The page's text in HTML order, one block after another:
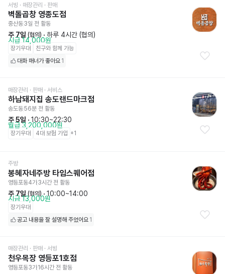
서빙 · 매장관리 · 판매
벽돌곱창 영종도점
중산동3일 전 활동
주 7일 (협의) · 하루 4시간 (협의)
시급 14,000원
장기우대
친구와 함께 가능
대화 매너가 좋아요 1
매장관리 · 판매 · 서비스
하남돼지집 송도랜드마크점
송도동56분 전 활동
주 5일 · 10:30~22:30
월급 3,200,000원
장기우대 4대 보험 가입 +1
주방
봉혜자네주방 타임스퀘어점
영등포동4가3시간 전 활동
주 7일 (협의) · 10:00~14:00
시급 13,000원
장기우대
공고 내용을 잘 설명해 주었어요 1
매장관리 · 판매 · 서빙
천우목장 영등포1호점
영등포동3가16시간 전 활동